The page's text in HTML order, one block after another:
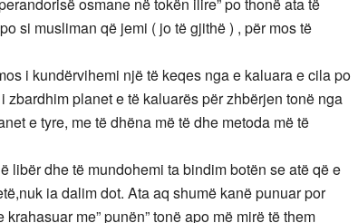
si musliman që jemi ( jo të gjithë ) , për mos të
i kundërvihemi një të keqes nga e kaluara e cila po
planet e të kaluarës për zhbërjen tonë nga
e tyre, me të dhëna më të dhe metoda më të
libër dhe të mundohemi ta bindim botën se atë që e
ia dalim dot. Ata aq shumë kanë punuar por
me” punën” tonë apo më mirë të them